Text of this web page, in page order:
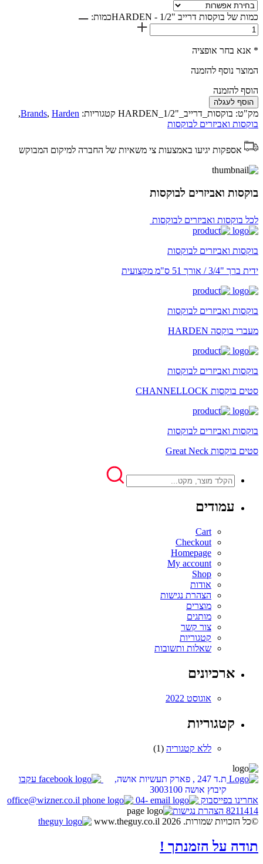
כמות של בוקסות דרייב "1/2 - HARDEN כמות:
* אנא בחר אופציה
המוצר נוסף להזמנה
הוסף להזמנה
הוסף לעגלה
מק"ט: בוקסות_דרייב_"1/2_HARDEN קטגוריות: Brands, Harden
,
בוקסות ואביזרים לבוקסות
אספקות יגיעו באמצעות צי משאיות של החברה למיקום המבוקש
בוקסות ואביזרים לבוקסות
לכל בוקסות ואביזרים לבוקסות
בוקסות ואביזרים לבוקסות
ידית ברך "3/4 / אורך 51 ס"מ מקצועית
בוקסות ואביזרים לבוקסות
מעברי בוקסה HARDEN
בוקסות ואביזרים לבוקסות
סטים בוקסות CHANNELLOCK
בוקסות ואביזרים לבוקסות
סטים בוקסות Great Neck
עמודים
Cart
Checkout
Homepage
My account
Shop
אודות
הצהרת נגישות
מוצרים
מותגים
צור קשר
קטגוריות
שאלות ותשובות
ארכיונים
אוגוסט 2022
קטגוריות
ללא קטגוריה (1)
ת.ד 247 , פארק תעשיות אושה,
קיבוץ אושה 3003100
עקבו
אחרינו בפייסבוק office@wizner.co.il
04-
8211414 הצהרת נגישות
©כל הזכויות שמורות. www.theguy.co.il 2026
תודה על הזמנתך !